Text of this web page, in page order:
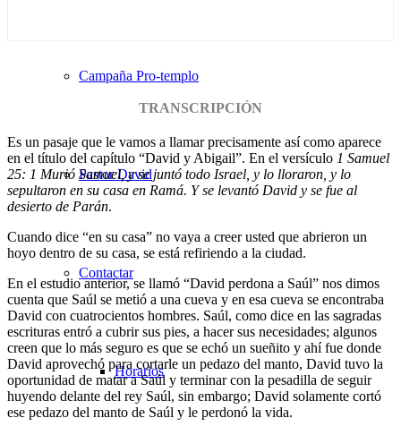
Campaña Pro-templo
Pastor David
Contactar
Horarios
TRANSCRIPCIÓN
Es un pasaje que le vamos a llamar precisamente así como aparece
en el título del capítulo “David y Abigail”. En el versículo 1 Samuel
25: 1 Murió Samuel, y se juntó todo Israel, y lo lloraron, y lo
sepultaron en su casa en Ramá. Y se levantó David y se fue al
desierto de Parán.
Cuando dice “en su casa” no vaya a creer usted que abrieron un
hoyo dentro de su casa, se está refiriendo a la ciudad.
En el estudio anterior, se llamó “David perdona a Saúl” nos dimos
cuenta que Saúl se metió a una cueva y en esa cueva se encontraba
David con cuatrocientos hombres. Saúl, como dice en las sagradas
escrituras entró a cubrir sus pies, a hacer sus necesidades; algunos
creen que lo más seguro es que se echó un sueñito y ahí fue donde
David aprovechó para cortarle un pedazo del manto, David tuvo la
oportunidad de matar a Saúl y terminar con la pesadilla de seguir
huyendo delante del rey Saúl, sin embargo; David solamente cortó
ese pedazo del manto de Saúl y le perdonó la vida.